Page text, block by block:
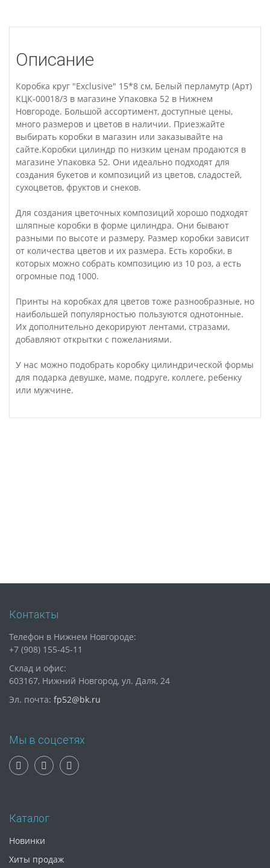
Описание
Коробка круг "Exclusive" 15*8 см, Белый перламутр (Арт)
КЦК-00018/3 в магазине Упаковка 52 в Нижнем
Новгороде. Большой ассортимент, доступные цены,
много размеров и цветов в наличии. Приезжайте
выбирать коробки в магазин или заказывайте на
сайте.Коробки цилиндр по низким ценам продаются в
магазине Упаковка 52. Они идеально подходят для
создания букетов и композиций из цветов, сладостей,
сухоцветов, фруктов и снеков.
Для создания цветочных композиций хорошо подходят
шляпные коробки в форме цилиндра. Они бывают
разными по высоте и размеру. Размер коробки зависит
от количества цветов и их размера. Есть коробки, в
которых можно собрать композицию из 10 роз, а есть
огромные под 1000.
Принты на коробках для цветов тоже разнообразные, но
наибольшей популярностью пользуются однотонные.
Их дополнительно декорируют лентами, стразами,
добавляют открытки с пожеланиями.
У нас можно подобрать коробку цилиндрической формы
для подарка девушке, маме, подруге, коллеге, ребенку
или мужчине.
Контакты
Телефон в Нижнем Новгороде:
+7 (908) 155-45-11
Склад и офис:
603167, Нижний Новгород, ул. Даля, 24
Эл. почта: fp52@bk.ru
Мы в соцсетях
Каталог
Новинки
Хиты продаж